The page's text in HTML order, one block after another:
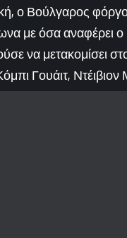
ο Βούλγαρος
με όσα αναφέρει
να μετακομίσει
Γουάιτ, Ντέιβιον